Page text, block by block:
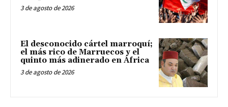
3 de agosto de 2026
El desconocido cártel marroquí;
el más rico de Marruecos y el
quinto más adinerado en África
3 de agosto de 2026